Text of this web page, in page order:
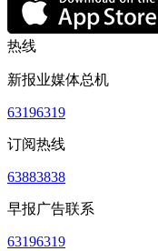
热线
新报业媒体总机
63196319
订阅热线
63883838
早报广告联系
63196319